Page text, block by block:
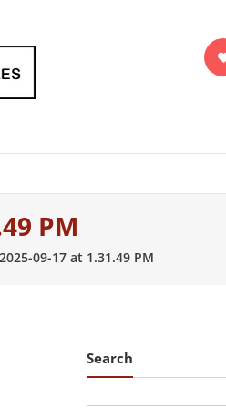
PM
09-17 at 1.31.49 PM
Search